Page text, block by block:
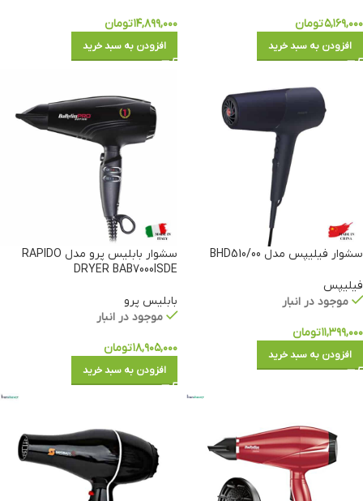
۵,۱۶۹,۰۰۰تومان
افزودن به سبد خرید
۱۴,۸۹۹,۰۰۰تومان
افزودن به سبد خرید
سشوار فیلیپس مدل BHD510/00
فیلیپس
موجود در انبار
۱۱,۳۹۹,۰۰۰تومان
افزودن به سبد خرید
سشوار بابلیس پرو مدل RAPIDO
DRYER BAB7000ISDE
بابلیس پرو
موجود در انبار
۱۸,۹۰۵,۰۰۰تومان
افزودن به سبد خرید